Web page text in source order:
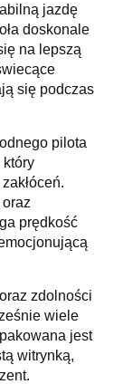
jazdę
doskonale
na lepszą
się podczas
pilota
który
prędkość
zdolności
wiele
jest
witrynką,